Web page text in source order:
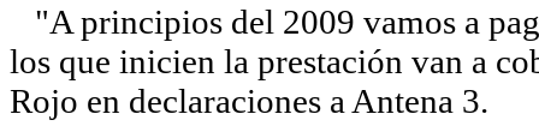
"A principios del 2009 vamos a
los que inicien la prestación van a
Rojo en declaraciones a Antena 3.